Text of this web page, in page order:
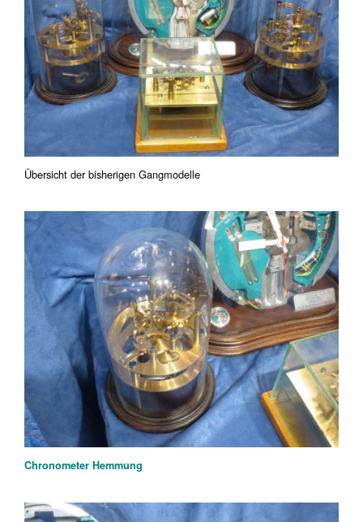
Übersicht der bisherigen Gangmodelle
Chronometer Hemmung